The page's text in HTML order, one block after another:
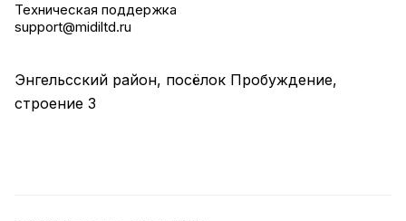
Техническая поддержка
support@midiltd.ru
Энгельсский район, посёлок Пробуждение,
строение 3